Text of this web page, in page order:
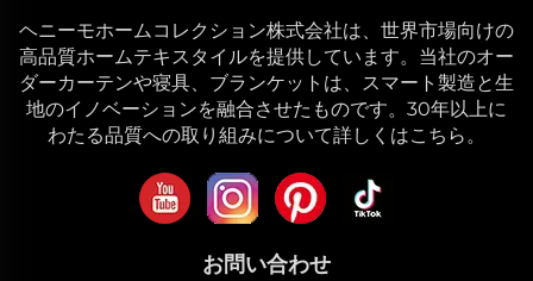
ヘニーモホームコレクション株式会社は、世界市場向けの
高品質ホームテキスタイルを提供しています。当社のオー
ダーカーテンや寝具、ブランケットは、スマート製造と生
地のイノベーションを融合させたものです。30年以上に
わたる品質への取り組みについて詳しくはこちら。
お問い合わせ